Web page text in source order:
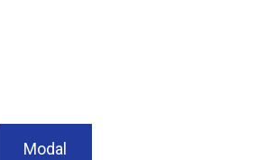
Modal